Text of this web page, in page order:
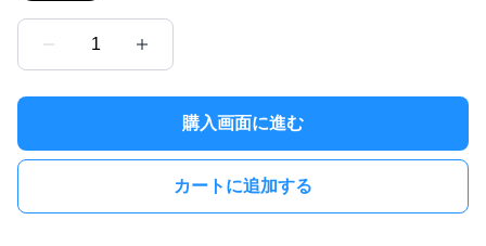
1
購入画面に進む
カートに追加する